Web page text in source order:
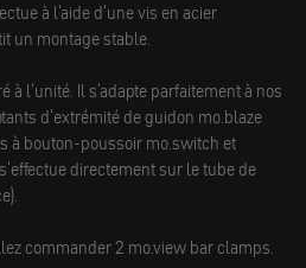
à l'aide d'une vis en acier
un montage stable.
à l'unité. Il s'adapte parfaitement à nos
d'extrémité de guidon mo.blaze
à bouton-poussoir mo.switch et
directement sur le tube de
commander 2 mo.view bar clamps.